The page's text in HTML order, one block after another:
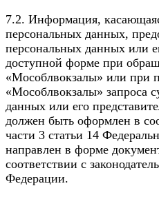
7.2. Информация,
персональных данных,
персональных данных или
доступной форме при
«Мособлвокзалы» или при
«Мособлвокзалы» запроса
данных или его
должен быть оформлен в
части 3 статьи 14
направлен в форме
соответствии с
Федерации.